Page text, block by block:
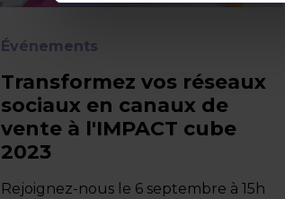
Événements
Transformez vos réseaux
sociaux en canaux de
vente à l'IMPACT cube
2023
Rejoignez-nous le 6 septembre à 15h